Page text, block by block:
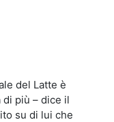
del Latte è
più – dice il
su di lui che